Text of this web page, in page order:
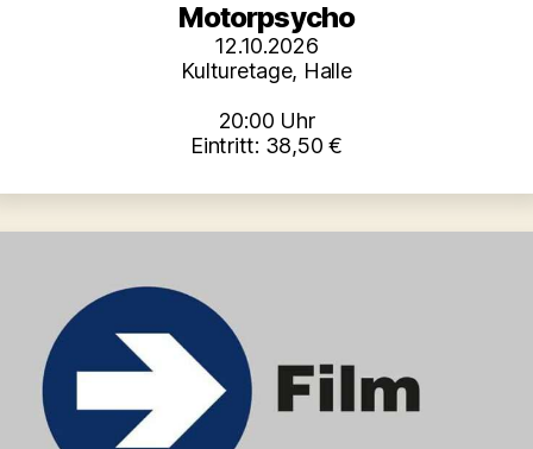
Motorpsycho
12.10.2026
Kulturetage, Halle
20:00 Uhr
Eintritt: 38,50 €